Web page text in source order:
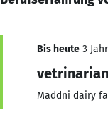
Bis heute 3
vetrinarian
Maddni dairy